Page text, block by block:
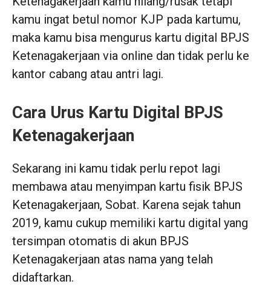
kamu ingat betul nomor KJP pada kartumu,
maka kamu bisa mengurus kartu digital BPJS
Ketenagakerjaan via online dan tidak perlu ke
kantor cabang atau antri lagi.
Cara Urus Kartu Digital BPJS
Ketenagakerjaan
Sekarang ini kamu tidak perlu repot lagi
membawa atau menyimpan kartu fisik BPJS
Ketenagakerjaan, Sobat. Karena sejak tahun
2019, kamu cukup memiliki kartu digital yang
tersimpan otomatis di akun BPJS
Ketenagakerjaan atas nama yang telah
didaftarkan.